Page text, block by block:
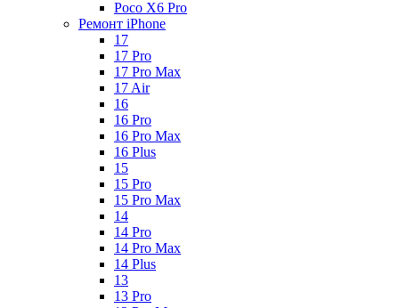
Poco X6 Pro
Ремонт iPhone
17
17 Pro
17 Pro Max
17 Air
16
16 Pro
16 Pro Max
16 Plus
15
15 Pro
15 Pro Max
14
14 Pro
14 Pro Max
14 Plus
13
13 Pro